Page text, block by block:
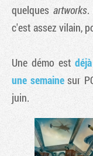
quelques artworks.
c'est assez vilain,
Une démo est
une semainesur
juin.